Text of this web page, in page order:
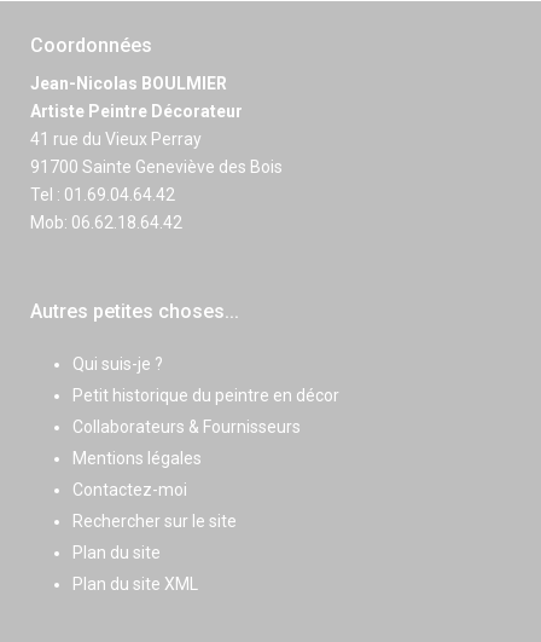
Coordonnées
Jean-Nicolas BOULMIER
Artiste Peintre Décorateur
41 rue du Vieux Perray
91700 Sainte Geneviève des Bois
Tel : 01.69.04.64.42
Mob: 06.62.18.64.42
Autres petites choses...
Qui suis-je ?
Petit historique du peintre en décor
Collaborateurs & Fournisseurs
Mentions légales
Contactez-moi
Rechercher sur le site
Plan du site
Plan du site XML